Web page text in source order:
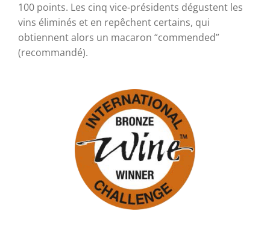
100 points. Les cinq vice-présidents dégustent les
vins éliminés et en repêchent certains, qui
obtiennent alors un macaron “commended”
(recommandé).
Médaille de Bronze
2015
« J’M de Malidain »
2015
Méthode Traditionnelle